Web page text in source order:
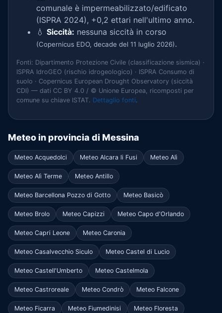
comunale è impermeabilizzato/edificato
(ISPRA 2024), +0,2 ettari nell'ultimo anno.
💧 Siccità: nessuna siccità in corso
(Copernicus EDO, decade del 11 luglio 2026).
Fonti: Dipartimento Protezione Civile (classificazione sismica) ·
ISPRA IdroGEO (rischio idrogeologico) · ISPRA Consumo di
suolo · Copernicus European Drought Observatory (siccità
CDI) — dati CC BY 4.0 / © Unione Europea, ricomposti per
comune su chiave ISTAT. Dettaglio fonti.
Meteo in provincia di Messina
Meteo Acquedolci Meteo Alcara li Fusi Meteo Alì
Meteo Alì Terme Meteo Antillo
Meteo Barcellona Pozzo di Gotto Meteo Basicò
Meteo Brolo Meteo Capizzi Meteo Capo d'Orlando
Meteo Capri Leone Meteo Caronia
Meteo Casalvecchio Siculo Meteo Castel di Lucio
Meteo Castell'Umberto Meteo Castelmola
Meteo Castroreale Meteo Condrò Meteo Falcone
Meteo Ficarra Meteo Fiumedinisi Meteo Floresta